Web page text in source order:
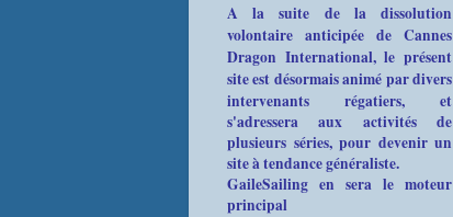
A la suite de la dissolution
volontaire anticipée de Cannes
Dragon International, le présent
site est désormais animé par divers
intervenants régatiers, et
s'adressera aux activités de
plusieurs séries, pour devenir un
site à tendance généraliste.
GaileSailing en sera le moteur
principal